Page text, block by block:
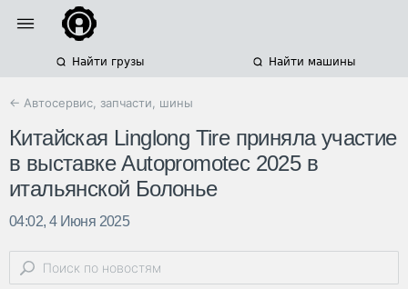
Найти грузы Найти машины
← Автосервис, запчасти, шины
Китайская Linglong Tire приняла участие
в выставке Autopromotec 2025 в
итальянской Болонье
04:02, 4 Июня 2025